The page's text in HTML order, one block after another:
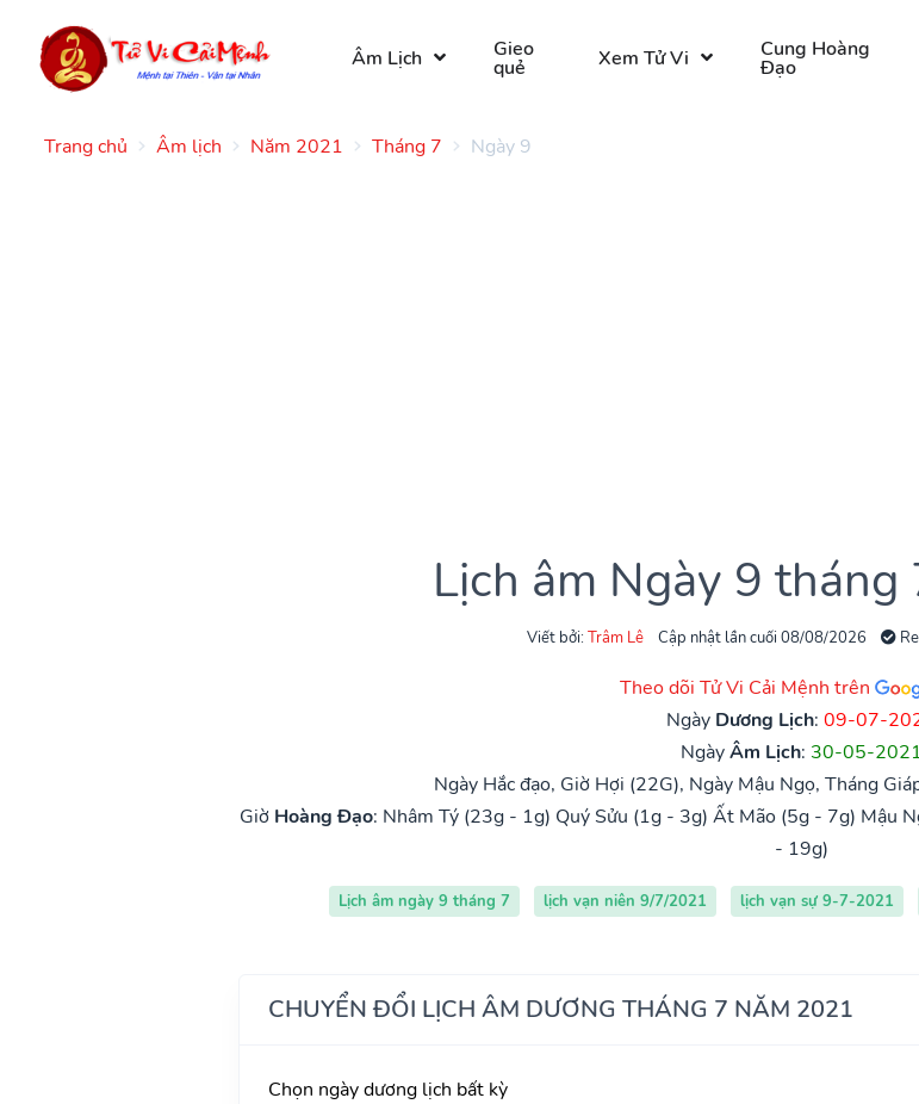
Âm Lịch Gieo
quẻ Xem Tử Vi Cung Hoàng
Đạo
Trang chủ Âm lịch Năm 2021 Tháng 7 Ngày 9
Lịch âm Ngày 9
Viết bởi: Trâm Lê Cập nhật lần cuối 08/08/2026
Theo dõi Tử Vi Cải Mệnh trên
Ngày Dương Lịch: 09-07-
NgàyÂm Lịch: 30-05-
Ngày Hắc đạo, Giờ Hợi (22G), Ngày Mậu Ngọ, Tháng
Giờ Hoàng Đạo: Nhâm Tý (23g - 1g) Quý Sửu (1g - 3g) Ất Mão (5g - 7g) Mậu
- 19g)
Lịch âm ngày 9 tháng 7 lịch vạn niên 9/7/2021 lịch vạn sự 9-7-2021
CHUYỂN ĐỔI LỊCH ÂM DƯƠNG THÁNG 7 NĂM 2021
Chọn ngày dương lịch bất kỳ